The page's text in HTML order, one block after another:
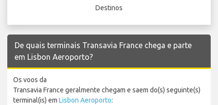
Destinos
De quais terminais Transavia France chega e parte
em Lisbon Aeroporto?
Os voos da
Transavia France geralmente chegam e saem do(s) seguinte(s)
terminal(is) em Lisbon Aeroporto: